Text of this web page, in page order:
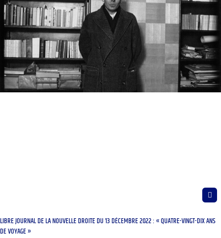
LIBRE JOURNAL DE LA NOUVELLE DROITE DU 13 DÉCEMBRE 2022 : « QUATRE-VINGT-DIX ANS
DE VOYAGE »